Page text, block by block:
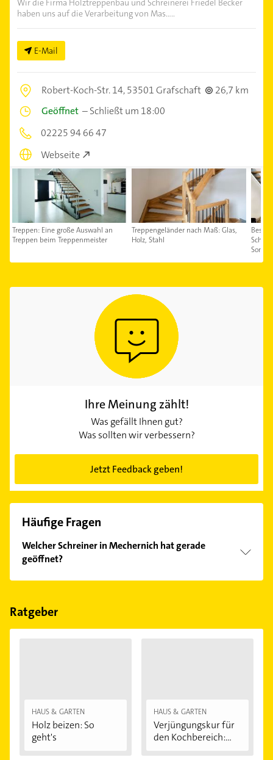
Wir die Firma Holztreppenbau und Schreinerei Friedel Becker
haben uns auf die Verarbeitung von Mas.....
E-Mail
Robert-Koch-Str. 14,53501 Grafschaft
26,7 km
Geöffnet –Schließt um 18:00
02225 94 66 47
Webseite
Treppen: Eine große Auswahl an
Treppen beim Treppenmeister
Treppengeländer nach Maß: Glas,
Holz, Stahl
Ihre Meinung zählt!
Was gefällt Ihnen gut?
Was sollten wir verbessern?
Jetzt Feedback geben!
Häufige Fragen
Welcher Schreiner in Mechernich hat gerade
geöffnet?
Im Anbieter-Bereich finden Sie alleÖffnungszeiten.
Feiertagen abweichen können.
Ratgeber
HAUS & GARTEN
Holz beizen: So
geht's
HAUS & GARTEN
Verjüngungskur für
den Kochbereich:...